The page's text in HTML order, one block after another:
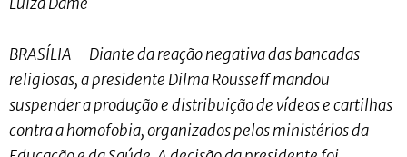
BRASÍLIA – Diante da reação negativa das bancadas
religiosas, a presidente Dilma Rousseff mandou
suspender a produção e distribuição de vídeos e cartilhas
contra a homofobia, organizados pelos ministérios da